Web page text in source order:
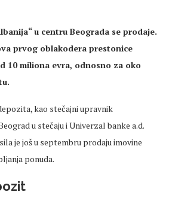
u centru Beograda se prodaje.
prvog oblakodera prestonice
10 miliona evra, odnosno za oko
kao stečajni upravnik
u stečaju iUniverzalbanke a.d.
je još u septembru prodaju imovine
ponuda.